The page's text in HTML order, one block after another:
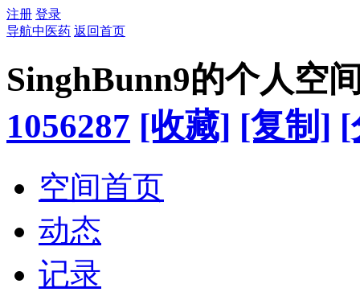
注册 登录
导航中医药 返回首页
SinghBunn9的个人空
1056287 [收藏] [复制] [
空间首页
动态
记录